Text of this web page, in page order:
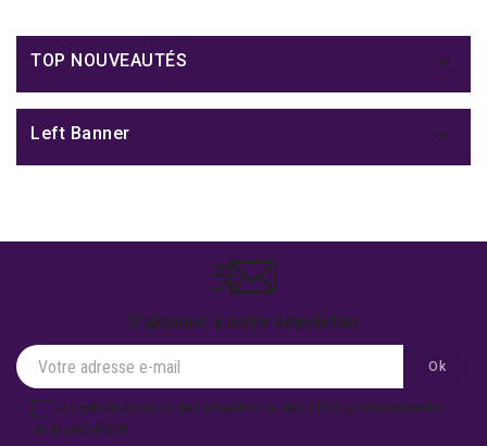
TOP NOUVEAUTÉS 
Left Banner 
S'abonner à notre newsletter
Je souhaite recevoir des actualités ou des offres promotionnelles
de la part d'ECP.